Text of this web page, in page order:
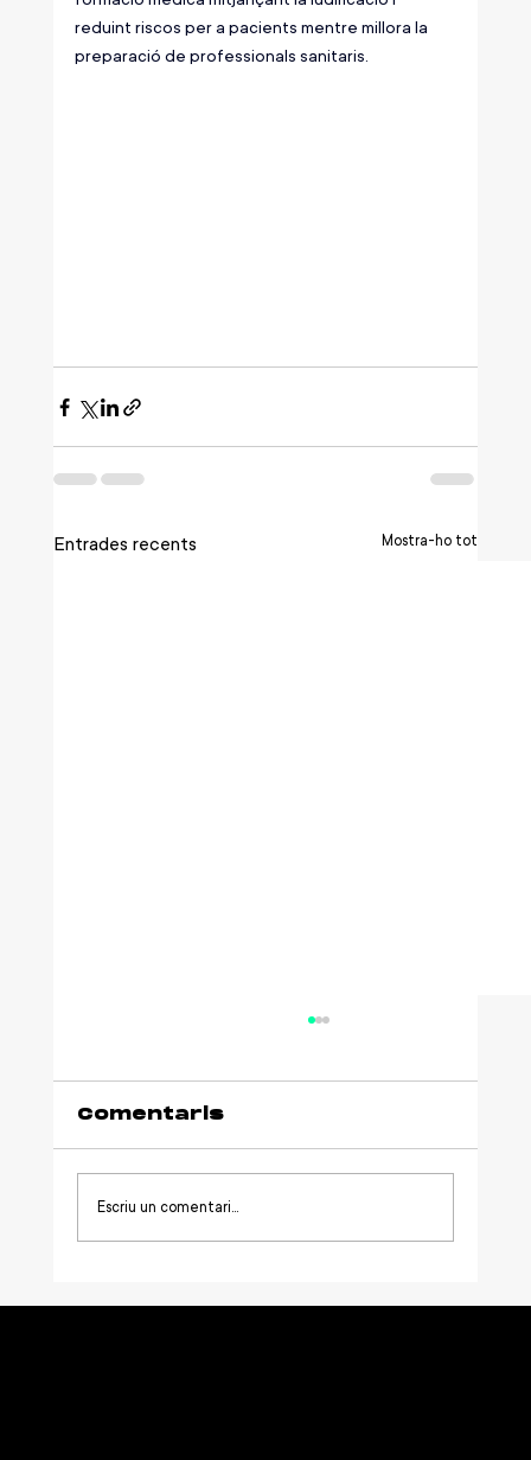
reduint riscos per a pacients mentre millora la
preparació de professionals sanitaris.
Entrades recents Mostra-ho tot
Comentaris
Escriu un comentari...